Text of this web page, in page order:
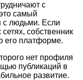
с
самый
с людьми. Если
собственник
его платформе.
нет профиля
публикаций в
развитие.